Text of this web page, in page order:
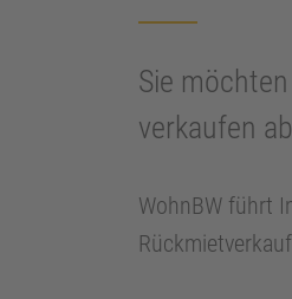
Sie
verkaufen
WohnBW führt